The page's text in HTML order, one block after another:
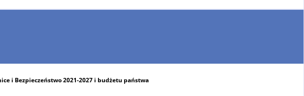
i Bezpieczeństwo 2021-2027 i budżetu państwa